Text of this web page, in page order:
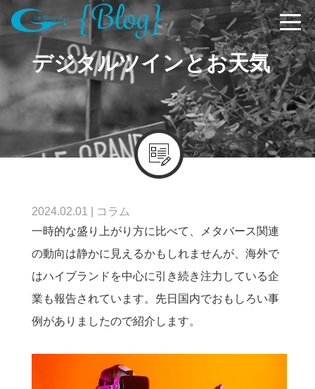
デジタルツインとお天気
2024.02.01
コラム
一時的な盛り上がり方に比べて、メタバース関連
の動向は静かに見えるかもしれませんが、海外で
はハイブランドを中心に引き続き注力している企
業も報告されています。先日国内でおもしろい事
例がありましたので紹介します。